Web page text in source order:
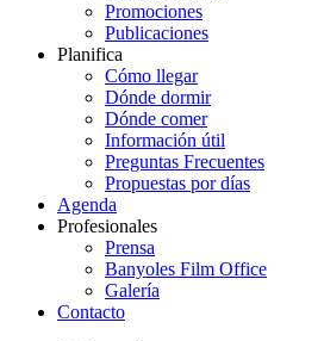
Promociones
Publicaciones
Planifica
Cómo llegar
Dónde dormir
Dónde comer
Información útil
Preguntas Frecuentes
Propuestas por días
Agenda
Profesionales
Prensa
Banyoles Film Office
Galería
Contacto